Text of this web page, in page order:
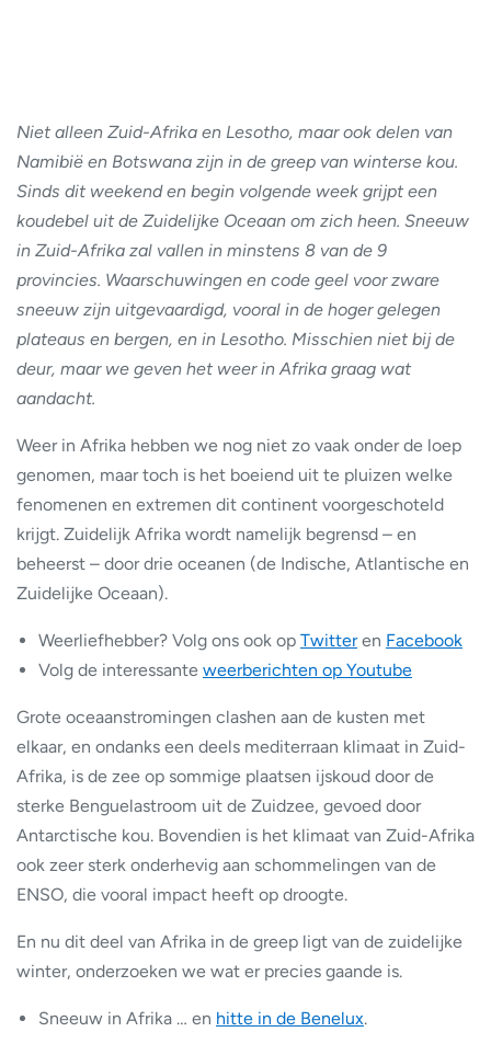
Niet alleen Zuid-Afrika en Lesotho, maar ook delen van
Namibië en Botswana zijn in de greep van winterse kou.
Sinds dit weekend en begin volgende week grijpt een
koudebel uit de Zuidelijke Oceaan om zich heen. Sneeuw
in Zuid-Afrika zal vallen in minstens 8 van de 9
provincies. Waarschuwingen en code geel voor zware
sneeuw zijn uitgevaardigd, vooral in de hoger gelegen
plateaus en bergen, en in Lesotho. Misschien niet bij de
deur, maar we geven het weer in Afrika graag wat
aandacht.
Weer in Afrika hebben we nog niet zo vaak onder de loep
genomen, maar toch is het boeiend uit te pluizen welke
fenomenen en extremen dit continent voorgeschoteld
krijgt. Zuidelijk Afrika wordt namelijk begrensd – en
beheerst – door drie oceanen (de Indische, Atlantische en
Zuidelijke Oceaan).
Weerliefhebber? Volg ons ook op Twitteren Facebook
Volg de interessante weerberichten op Youtube
Grote oceaanstromingen clashen aan de kusten met
elkaar, en ondanks een deels mediterraan klimaat in Zuid-
Afrika, is de zee op sommige plaatsen ijskoud door de
sterke Benguelastroom uit de Zuidzee, gevoed door
Antarctische kou. Bovendien is het klimaat van Zuid-Afrika
ook zeer sterk onderhevig aan schommelingen van de
ENSO, die vooral impact heeft op droogte.
En nu dit deel van Afrika in de greep ligt van de zuidelijke
winter, onderzoeken we wat er precies gaande is.
Sneeuw in Afrika … en hitte in de Benelux.